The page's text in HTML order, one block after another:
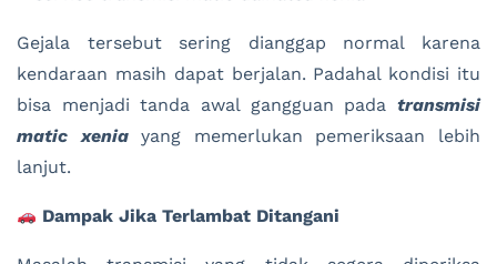
Gejala tersebut sering dianggap normal karena
kendaraan masih dapat berjalan. Padahal kondisi itu
bisa menjadi tanda awal gangguan pada transmisi
matic xeniayang memerlukan pemeriksaan lebih
lanjut.
Dampak Jika Terlambat Ditangani